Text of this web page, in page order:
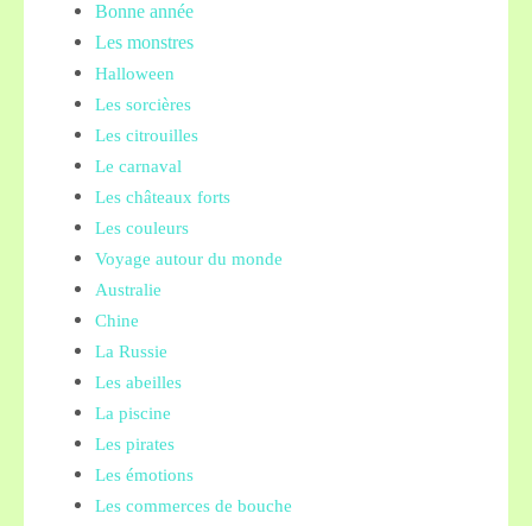
Bonne année
Les monstres
Halloween
Les sorcières
Les citrouilles
Le carnaval
Les châteaux forts
Les couleurs
Voyage autour du monde
Australie
Chine
La Russie
Les abeilles
La piscine
Les pirates
Les émotions
Les commerces de bouche